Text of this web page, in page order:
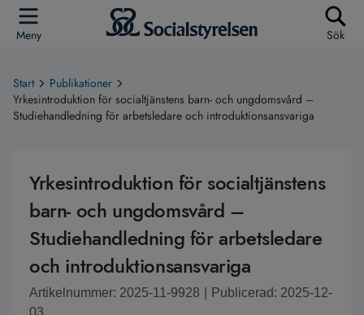
Meny Sök
Start
Publikationer
Yrkesintroduktion för socialtjänstens barn- och ungdomsvård –
Studiehandledning för arbetsledare och introduktionsansvariga
Yrkesintroduktion för socialtjänstens
barn- och ungdomsvård –
Studiehandledning för arbetsledare
och introduktionsansvariga
Artikelnummer: 2025-11-9928
Publicerad: 2025-12-
03